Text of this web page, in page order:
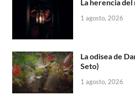
La herencia del
1 agosto, 2026
La odisea de
Seto)
1 agosto, 2026